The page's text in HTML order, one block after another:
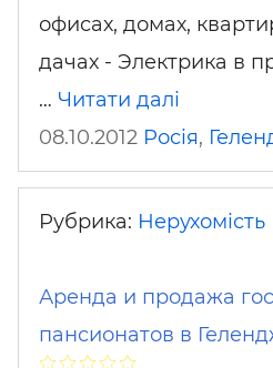
офисах, домах,
дачах - Электрика в
… Читати далі
08.10.2012 Росія,
Рубрика: Нерухомість
Аренда и продажа
пансионатов в